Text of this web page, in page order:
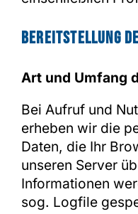
Bereitstellung
Art und Umfang
Bei Aufruf und
erheben wir die
Daten, die Ihr
unseren Server
Informationen
sog. Logfile